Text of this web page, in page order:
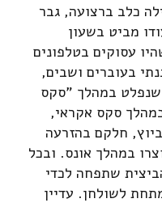
כלב ברצועה, גבר
מביט בשעון
עסוקים בטלפונים
בעוברים ושבים,
שנפלט במהלך "סקס
סקס אקראי,
חלקם בהזרעה
במהלך אונס. ובכל
שתפחה לכדי
לשולחן. עדיין